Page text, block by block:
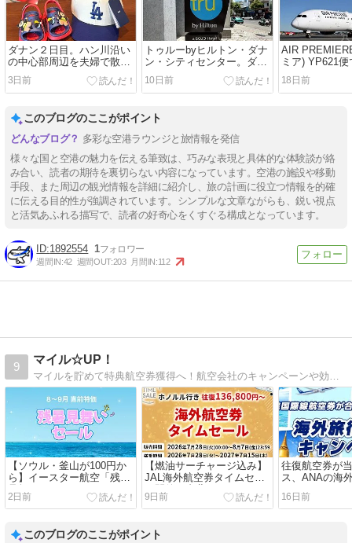
ダナン２日目。ハン川沿い
の中心部周辺を夫婦で散
策。ハン市場～コン市場の
ローカルマーケット巡り～
マッサージ～ヒルトン ダナ
3日前
トゥルーbyヒルトン・ダナ
ン・シティセンター。ダナ
ン到着日は 寝るだけなの
で…「コスパ重視＆ステイ
実績を稼ぐ」って割り切れ
10日前
AIR
ミア) YP621便
(ICN) ⇒ ダナ
ってみたら…
適だった。機
18日前
このブログのここがポイント
多彩な空港ラウンジと旅情報を発信
様々な国と空港の魅力を伝える筆致は、巧みな表現と具体的な体験談が絡
み合い、読者の期待を裏切らない内容になっています。空港の施設や移動
手段、また周辺の観光情報を詳細に紹介し、旅の計画に役立つ情報を的確
に伝える目的性が強調されています。シンプルな文章ながらも、鋭い視点
と活気あふれる描写で、読者の好奇心をくすぐる構成となっています。
1892554 1
週間IN:42 週間OUT:203 月間IN:112
9
マイル☆UP！
マイルを貯めて特典航空券獲得へ！航空会社のキャンペーンや効率よくマイルを稼ぐ方法、お得な航空券情報などを紹介しています。
【ソウル・釜山が100円か
ら】イースター航空「残暑
見舞いセール」スタート！
2日前
【燃油サーチャージ込み】
JAL海外航空券タイムセー
ル開催！台北・ホノルルな
ど人気路線をお得に予約
9日前
往復航空券が
ス、ANAの海
ャンペーンが
16日前
このブログのここがポイント